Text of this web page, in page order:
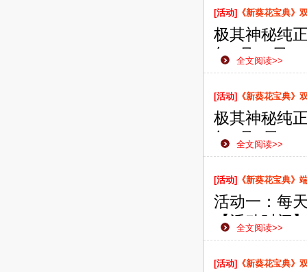
侠之路更加
[活动] 《新葵花宝典》
极其神秘纯
年6月11日
款网页游戏
侠之路更加
全文阅读>>
[活动] 《新葵花宝典》
极其神秘纯
年6月7日
款网页游戏
侠之路更加
全文阅读>>
[活动] 《新葵花宝典》
活动一：每
【活动时间
【活动范围
【活动内容
全文阅读>>
[活动] 《新葵花宝典》